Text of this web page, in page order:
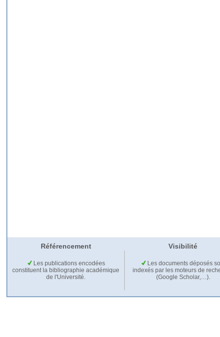
Référencement Visibilité
Les publications encodées
constituent la bibliographie académique
de l'Université.
Les documents déposés
indexés par les moteurs de
(Google Scholar,…).